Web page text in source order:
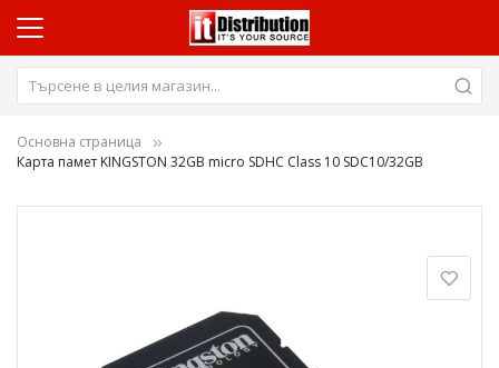
Основна страница
Карта памет KINGSTON 32GB micro SDHC Class 10 SDC10/32GB